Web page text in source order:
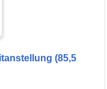
(85,5